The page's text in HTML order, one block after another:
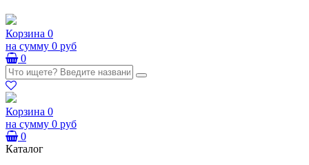
Корзина 0
на сумму 0 руб
0
Корзина 0
на сумму 0 руб
0
Каталог